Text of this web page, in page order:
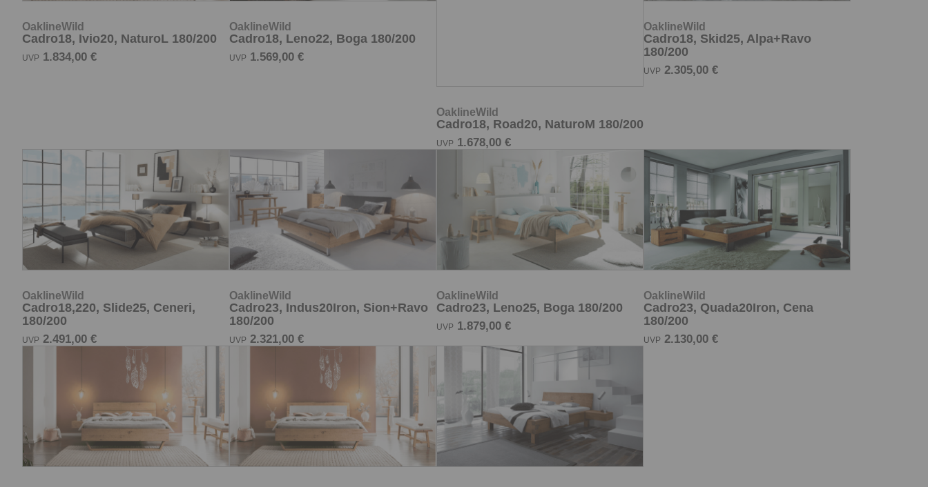
OaklineWild
Cadro18,220, Slide25, Ceneri,
180/200
2.491,00 €
OaklineWild
Cadro23, Indus20Iron, Sion+Ravo
UVP2.321,00 €
Cadro23, Leno25, Boga 180/200
UVP 1.879,00 €
OaklineWild
Cadro23, Quada20Iron, Cena
180/200
2.130,00 €
Cadro23, Skid25, NaturoL 180/200
UVP2.520,00 €
OaklineWild
Cadro23, Skid25, NaturoL+Arona
180/200
2.816,00 €
Pilatus23, Ivion20, Sion 180/200
2.762,00 €